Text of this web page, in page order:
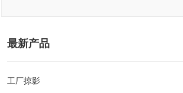
最新产品
工厂掠影